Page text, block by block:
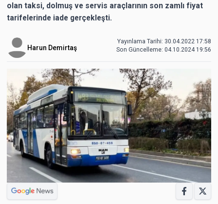
olan taksi, dolmuş ve servis araçlarının son zamlı fiyat
tarifelerinde iade gerçekleşti.
Harun Demirtaş
Yayınlama Tarihi: 30.04.2022 17:58
Son Güncelleme: 04.10.2024 19:56